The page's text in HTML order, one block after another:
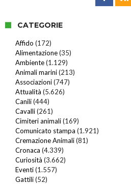
CATEGORIE
Affido (172)
Alimentazione(35)
Ambiente(1.129)
Animali marini(213)
Associazioni(747)
Attualità (5.626)
Canili(444)
Cavalli(261)
Cimiteri animali(169)
Comunicato stampa (1.921)
Cremazione Animali(81)
Cronaca (4.339)
Curiosità (3.662)
Eventi(1.557)
Gattili(52)